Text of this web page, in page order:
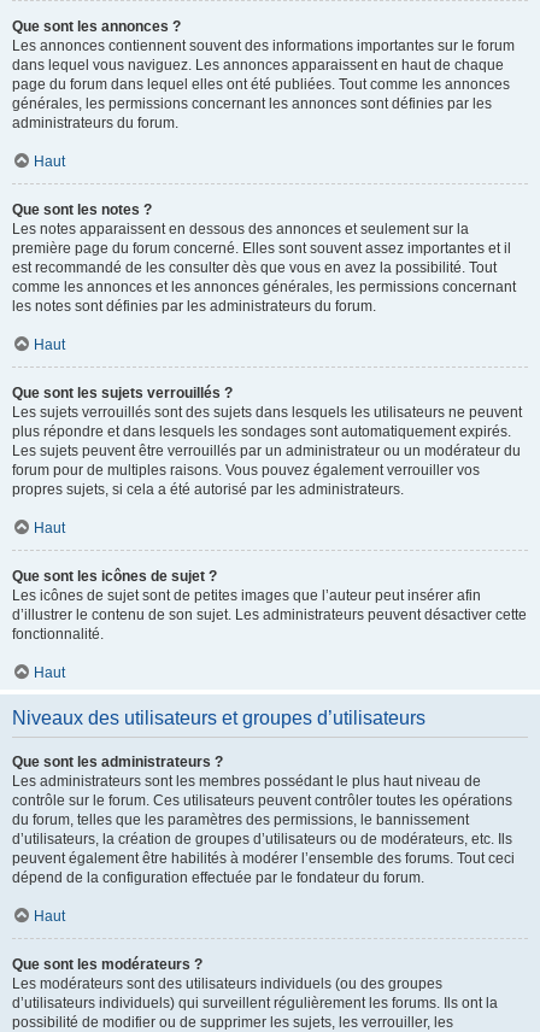
Que sont les annonces ?
Les annonces contiennent souvent des informations importantes sur le forum
dans lequel vous naviguez. Les annonces apparaissent en haut de chaque
page du forum dans lequel elles ont été publiées. Tout comme les annonces
générales, les permissions concernant les annonces sont définies par les
administrateurs du forum.
Haut
Que sont les notes ?
Les notes apparaissent en dessous des annonces et seulement sur la
première page du forum concerné. Elles sont souvent assez importantes et il
est recommandé de les consulter dès que vous en avez la possibilité. Tout
comme les annonces et les annonces générales, les permissions concernant
les notes sont définies par les administrateurs du forum.
Haut
Que sont les sujets verrouillés ?
Les sujets verrouillés sont des sujets dans lesquels les utilisateurs ne peuvent
plus répondre et dans lesquels les sondages sont automatiquement expirés.
Les sujets peuvent être verrouillés par un administrateur ou un modérateur du
forum pour de multiples raisons. Vous pouvez également verrouiller vos
propres sujets, si cela a été autorisé par les administrateurs.
Haut
Que sont les icônes de sujet ?
Les icônes de sujet sont de petites images que l’auteur peut insérer afin
d’illustrer le contenu de son sujet. Les administrateurs peuvent désactiver cette
fonctionnalité.
Haut
Niveaux des utilisateurs et groupes d’utilisateurs
Que sont les administrateurs ?
Les administrateurs sont les membres possédant le plus haut niveau de
contrôle sur le forum. Ces utilisateurs peuvent contrôler toutes les opérations
du forum, telles que les paramètres des permissions, le bannissement
d’utilisateurs, la création de groupes d’utilisateurs ou de modérateurs, etc. Ils
peuvent également être habilités à modérer l’ensemble des forums. Tout ceci
dépend de la configuration effectuée par le fondateur du forum.
Haut
Que sont les modérateurs ?
Les modérateurs sont des utilisateurs individuels (ou des groupes
d’utilisateurs individuels) qui surveillent régulièrement les forums. Ils ont la
possibilité de modifier ou de supprimer les sujets, les verrouiller, les